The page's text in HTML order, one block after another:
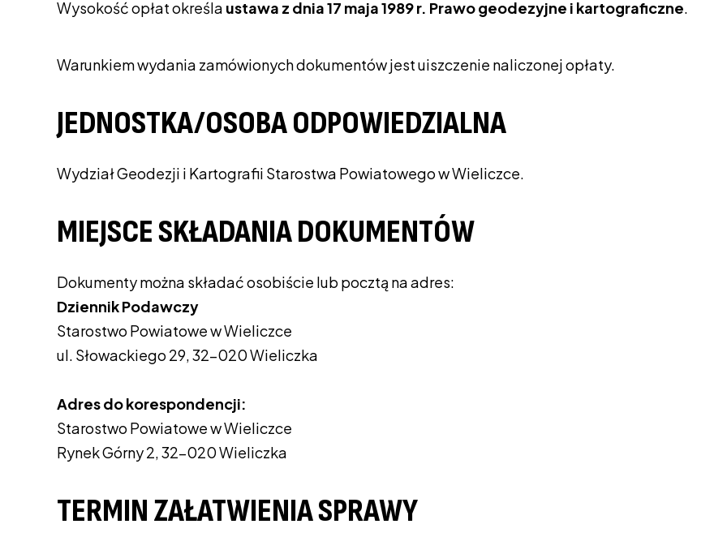
Wysokość opłat określa ustawa z dnia 17 maja 1989 r. Prawo geodezyjne i kartograficzne.
Warunkiem wydania zamówionych dokumentów jest uiszczenie naliczonej opłaty.
JEDNOSTKA/OSOBA ODPOWIEDZIALNA
Wydział Geodezji i Kartografii Starostwa Powiatowego w Wieliczce.
MIEJSCE SKŁADANIA DOKUMENTÓW
Dokumenty można składać osobiście lub pocztą na adres:
Dziennik Podawczy
Starostwo Powiatowe w Wieliczce
ul. Słowackiego 29, 32-020 Wieliczka
Adres do korespondencji:
Starostwo Powiatowe w Wieliczce
Rynek Górny 2, 32-020 Wieliczka
TERMIN ZAŁATWIENIA SPRAWY